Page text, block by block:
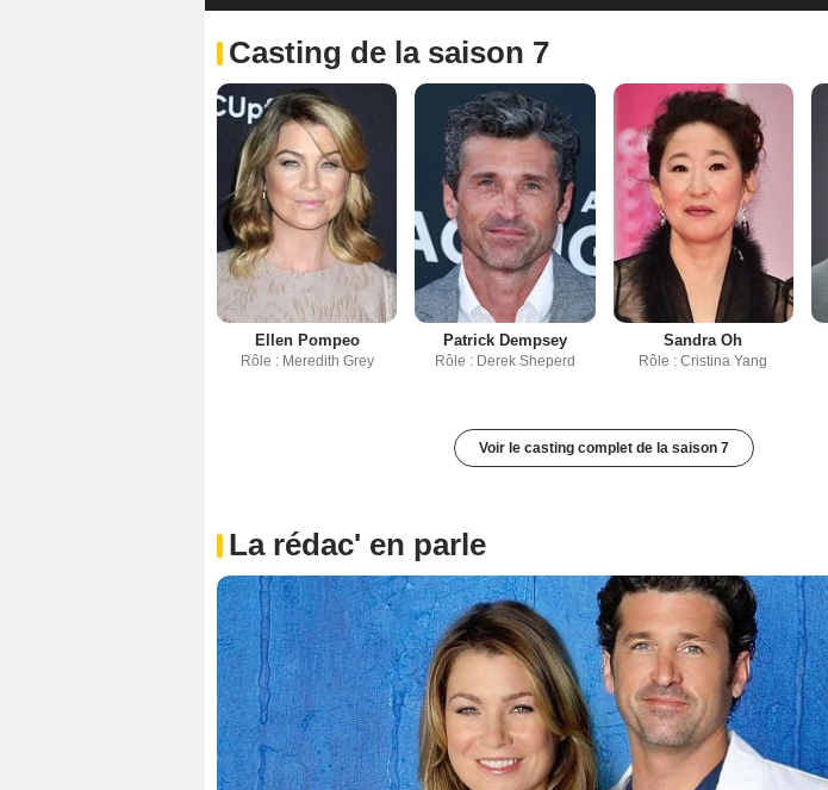
Casting de la saison 7
Ellen Pompeo
Rôle : Meredith Grey
Patrick Dempsey
Rôle : Derek Sheperd
Sandra Oh
Rôle : Cristina Yang
Voir le casting complet de la saison 7
La rédac' en parle